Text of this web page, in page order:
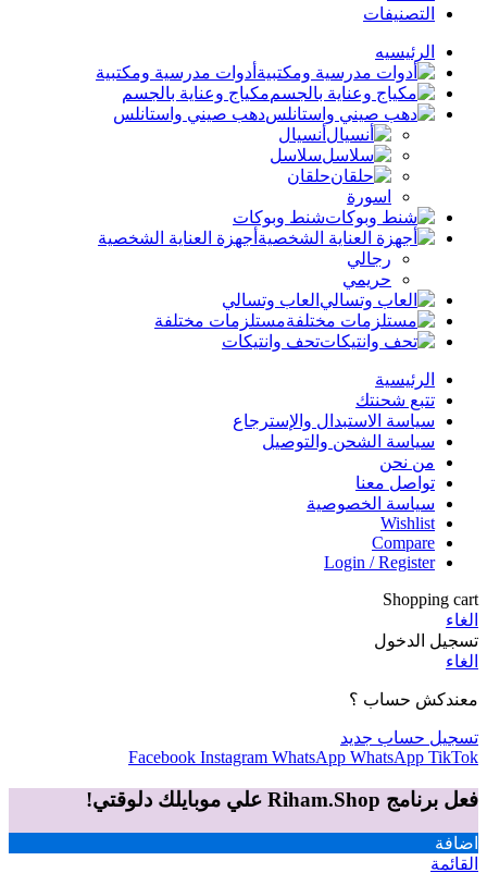
التصنيفات
الرئيسيه
أدوات مدرسية ومكتبية
مكياج وعناية بالجسم
دهب صيني واستانلس
أنسيال
سلاسل
حلقان
اسورة
شنط وبوكات
أجهزة العناية الشخصية
رجالي
حريمي
العاب وتسالي
مستلزمات مختلفة
تحف وانتيكات
الرئيسية
تتبع شحنتك
سياسة الاستبدال والإسترجاع
سياسة الشحن والتوصيل
من نحن
تواصل معنا
سياسة الخصوصية
Wishlist
Compare
Login / Register
Shopping cart
الغاء
تسجيل الدخول
الغاء
معندكش حساب ؟
تسجيل حساب جديد
Facebook Instagram WhatsApp WhatsApp TikTok
فعل برنامج Riham.Shop علي موبايلك دلوقتي!
اضافة
القائمة